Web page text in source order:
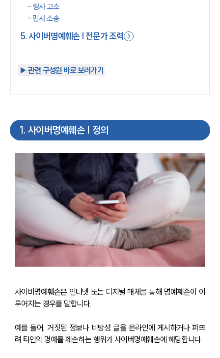
- 형사 고소
- 민사 소송
5.사이버명예훼손 | 전문가 조력
▶︎ 관련 구성원 바로 보러가기
1. 사이버명예훼손 | 정의
사이버명예훼손은 인터넷 또는 디지털 매체를 통해 명예훼손이 이
루어지는 경우를 말합니다.
예를 들어, 거짓된 정보나 비방성 글을 온라인에 게시하거나 퍼뜨
려 타인의 명예를 훼손하는 행위가 사이버명예훼손에 해당합니다.